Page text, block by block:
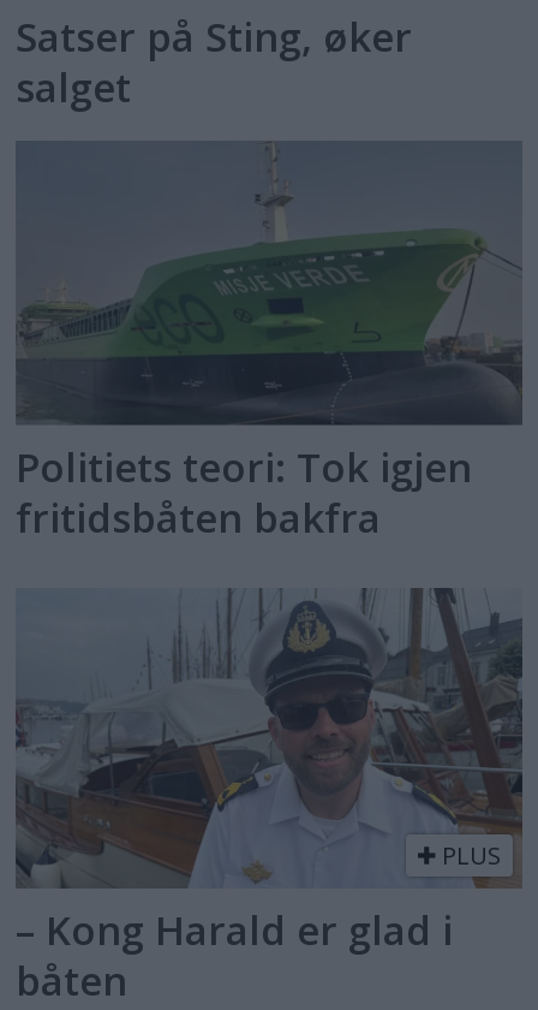
Satser på Sting, øker
salget
Politiets teori: Tok igjen
fritidsbåten bakfra
PLUS
– Kong Harald er glad i
båten